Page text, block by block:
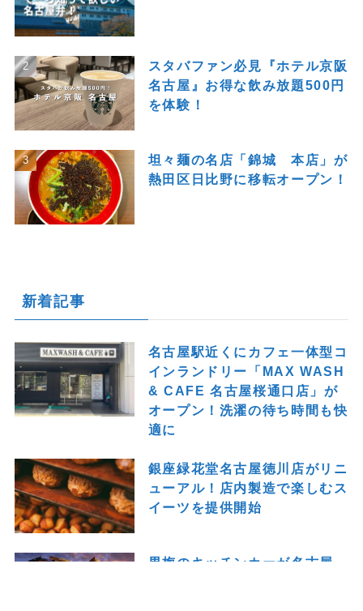
スタバファン必見『ホテル京阪
名古屋』お得な飲み放題500円
を体験！
坦々麺の名店「錦城 本店」が
熱田区日比野に移転オープン！
新着記事
名古屋駅近くにカフェ一体型コ
インランドリー「MAX WASH
& CAFE 名古屋桜通口店」が
オープン！洗濯の待ち時間も快
適に
銀座緑花堂名古屋徳川店がリニ
ューアル！店内製造で楽しむス
イーツを提供開始
男梅のキッチンカーが名古屋